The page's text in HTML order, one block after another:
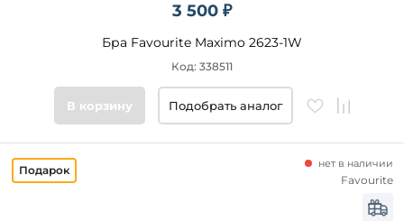
основания
Стиль
3 500 ₽
Бра Favourite Maximo 2623-1W
Код: 338511
В корзину Подобрать аналог
нет в наличии
Favourite